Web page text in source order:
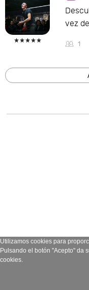
vez
1
Utilizamos cookies para
Pulsando el botón "Acepto" da
cookies.